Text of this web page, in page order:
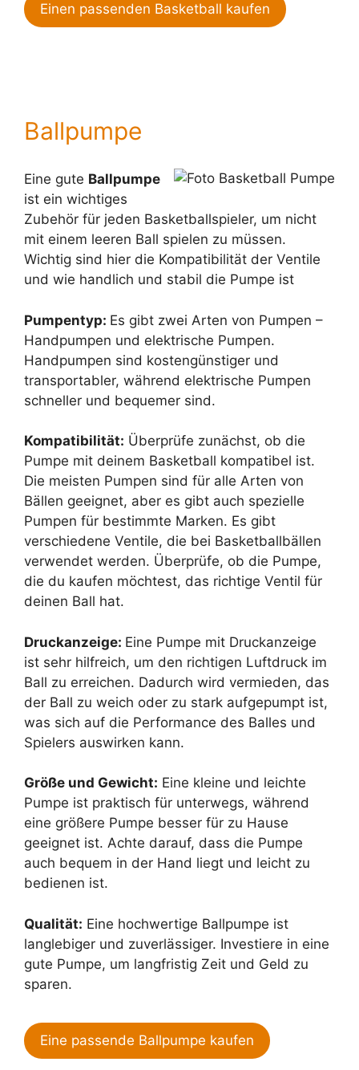
Einen passenden Basketball kaufen
Ballpumpe
Eine gute Ballpumpe
ist ein wichtiges
Zubehör für jeden Basketballspieler, um nicht
mit einem leeren Ball spielen zu müssen.
Wichtig sind hier die Kompatibilität der Ventile
und wie handlich und stabil die Pumpe ist
Pumpentyp: Es gibt zwei Arten von Pumpen –
Handpumpen und elektrische Pumpen.
Handpumpen sind kostengünstiger und
transportabler, während elektrische Pumpen
schneller und bequemer sind.
Kompatibilität: Überprüfe zunächst, ob die
Pumpe mit deinem Basketball kompatibel ist.
Die meisten Pumpen sind für alle Arten von
Bällen geeignet, aber es gibt auch spezielle
Pumpen für bestimmte Marken. Es gibt
verschiedene Ventile, die bei Basketballbällen
verwendet werden. Überprüfe, ob die Pumpe,
die du kaufen möchtest, das richtige Ventil für
deinen Ball hat.
Druckanzeige: Eine Pumpe mit Druckanzeige
ist sehr hilfreich, um den richtigen Luftdruck im
Ball zu erreichen. Dadurch wird vermieden, das
der Ball zu weich oder zu stark aufgepumpt ist,
was sich auf die Performance des Balles und
Spielers auswirken kann.
Größe und Gewicht: Eine kleine und leichte
Pumpe ist praktisch für unterwegs, während
eine größere Pumpe besser für zu Hause
geeignet ist. Achte darauf, dass die Pumpe
auch bequem in der Hand liegt und leicht zu
bedienen ist.
Qualität: Eine hochwertige Ballpumpe ist
langlebiger und zuverlässiger. Investiere in eine
gute Pumpe, um langfristig Zeit und Geld zu
sparen.
Eine passende Ballpumpe kaufen